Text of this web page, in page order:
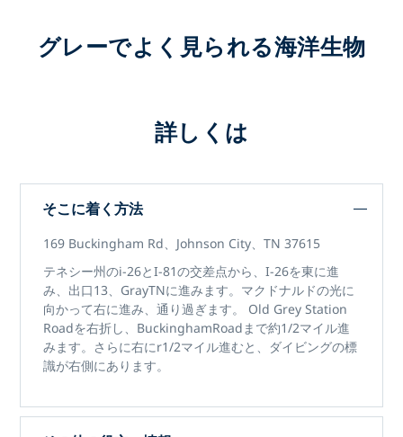
グレーでよく見られる海洋生物
詳しくは
そこに着く方法
169 Buckingham Rd、Johnson City、TN 37615
テネシー州のi-26とI-81の交差点から、I-26を東に進
み、出口13、GrayTNに進みます。マクドナルドの光に
向かって右に進み、通り過ぎます。 Old Grey Station
Roadを右折し、BuckinghamRoadまで約1/2マイル進
みます。さらに右にr1/2マイル進むと、ダイビングの標
識が右側にあります。